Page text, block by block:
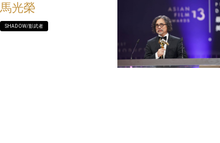
馬光榮
SHADOW/影武者